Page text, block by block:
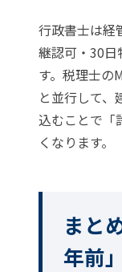
行政書士は経
継認可・30日
す。税理士の
と並行して、
込むことで「
くなります。
まと
年前